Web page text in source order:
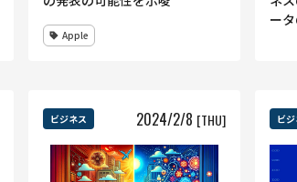
Apple
ー
ビジネス 2024/2/8 [THU] ビ